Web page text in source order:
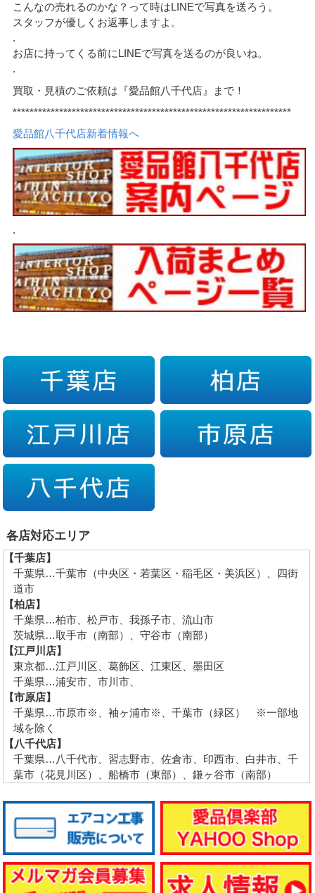
こんなの売れるのかな？って時はLINEで写真を送ろう。
スタッフが優しくお返事しますよ。
.
お店に持ってくる前にLINEで写真を送るのが良いね。
.
買取・見積のご依頼は『愛品館八千代店』まで！
******************************************************************
愛品館八千代店新着情報へ
.
各店対応エリア
【千葉店】
千葉県…千葉市（中央区・若葉区・稲毛区・美浜区）、四街
道市
【柏店】
千葉県…柏市、松戸市、我孫子市、流山市
茨城県…取手市（南部）、守谷市（南部）
【江戸川店】
東京都…江戸川区、葛飾区、江東区、墨田区
千葉県…浦安市、市川市、
【市原店】
千葉県…市原市※、袖ヶ浦市※、千葉市（緑区） ※一部地
域を除く
【八千代店】
千葉県…八千代市、習志野市、佐倉市、印西市、白井市、千
葉市（花見川区）、船橋市（東部）、鎌ヶ谷市（南部）